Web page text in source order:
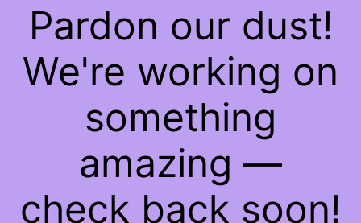
Pardon our dust!
We're working on
something
amazing —
check back soon!